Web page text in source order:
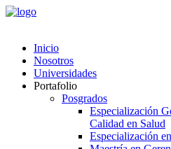
Inicio
Nosotros
Universidades
Portafolio
Posgrados
Especialización
Calidad en Salud
Especialización